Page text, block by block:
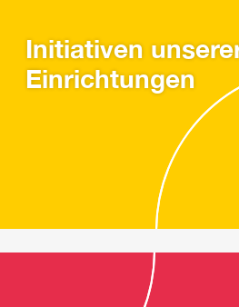
Initiativen
Einrichtungen